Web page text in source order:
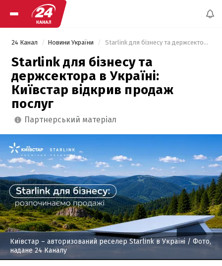
24 Канал Новини України Starlink для бізнесу та держсектора в Україні: Київстар відкрив продаж послуг
Starlink для бізнесу та
держсектора в Україні:
Київстар відкрив продаж
послуг
партнерський матеріал
Київстар – авторизований реселер Starlink в Україні / Фото,
надане 24 Каналу